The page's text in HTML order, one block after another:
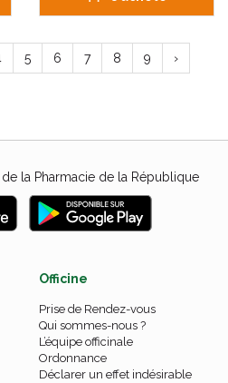
5 6 7 8 9 ›
la Pharmacie de la République
Officine
Prise de Rendez-vous
Qui sommes-nous ?
L’équipe officinale
Ordonnance
Déclarer un effet indésirable